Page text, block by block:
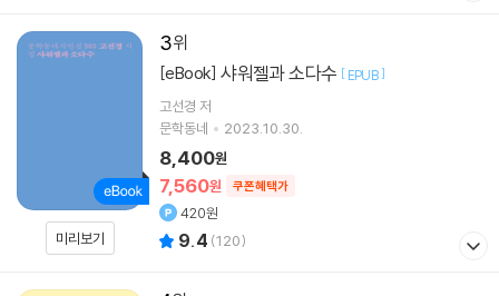
3
미리보기
[eBook] 샤워젤과 소다수 [ EPUB]
고선경 저
문학동네
2023.10.30.
7,560원 쿠폰혜택가
8,400원
420원
9.4 (120)